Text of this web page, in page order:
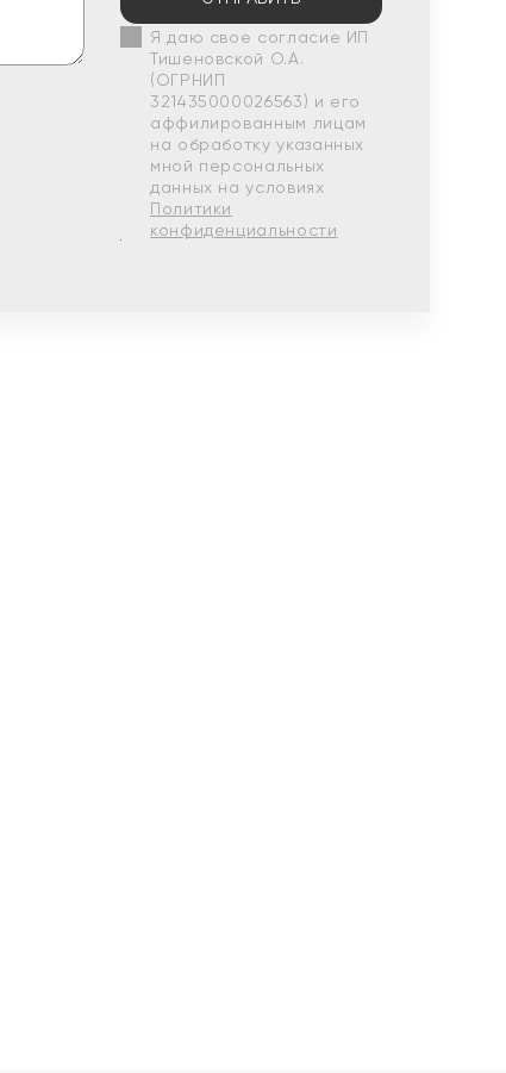
Я даю свое согласие ИП
Тишеновской О.А.
(ОГРНИП
321435000026563) и его
аффилированным лицам
на обработку указанных
мной персональных
данных на условиях
Политики
конфиденциальности